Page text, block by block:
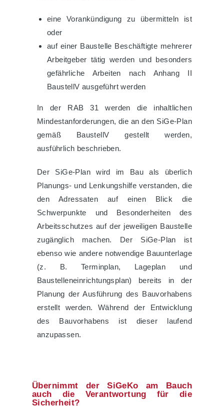
eine Vorankündigung zu übermitteln ist
oder
auf einer Baustelle Beschäftigte mehrerer
Arbeitgeber tätig werden und besonders
gefährliche Arbeiten nach Anhang II
BaustellV ausgeführt werden
In der RAB 31 werden die inhaltlichen
Mindestanforderungen, die an den SiGe-Plan
gemäß BaustellV gestellt werden,
ausführlich beschrieben.
Der SiGe-Plan wird im Bau als überlich
Planungs- und Lenkungshilfe verstanden, die
den Adressaten auf einen Blick die
Schwerpunkte und Besonderheiten des
Arbeitsschutzes auf der jeweiligen Baustelle
zugänglich machen. Der SiGe-Plan ist
ebenso wie andere notwendige Bauunterlage
(z. B. Terminplan, Lageplan und
Baustelleneinrichtungsplan) bereits in der
Planung der Ausführung des Bauvorhabens
erstellt werden. Während der Entwicklung
des Bauvorhabens ist dieser laufend
anzupassen.
Übernimmt der SiGeKo am Bauch
auch die Verantwortung für die
Sicherheit?